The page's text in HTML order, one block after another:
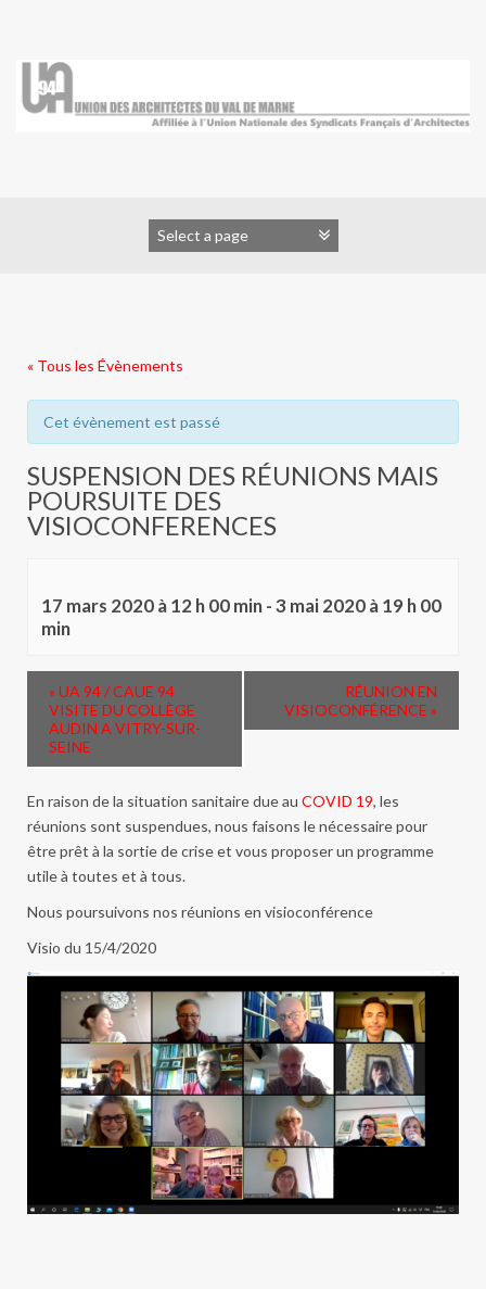
« Tous les Évènements
Cet évènement est passé
SUSPENSION DES RÉUNIONS MAIS
POURSUITE DES
VISIOCONFERENCES
17 mars 2020 à 12 h 00 min-3 mai 2020 à 19 h 00
min
«UA 94 / CAUE 94
VISITE DU COLLÈGE
AUDIN A VITRY-SUR-
SEINE
RÉUNION EN
VISIOCONFÉRENCE »
En raison de la situation sanitaire due au COVID 19, les
réunions sont suspendues, nous faisons le nécessaire pour
être prêt à la sortie de crise et vous proposer un programme
utile à toutes et à tous.
Nous poursuivons nos réunions en visioconférence
Visio du 15/4/2020